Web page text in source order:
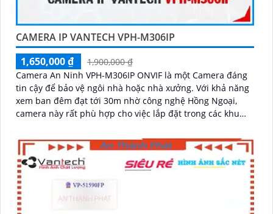
CAMERA IP VANTECH VPH-M306IP
1,650,000 ₫
1,900,000 ₫
Camera An Ninh VPH-M306IP ONVIF là một Camera đáng
tin cậy để bảo vệ ngôi nhà hoặc nhà xưởng. Với khả năng
xem ban đêm đạt tới 30m nhờ công nghệ Hồng Ngoại,
camera này rất phù hợp cho việc lắp đặt trong các khu